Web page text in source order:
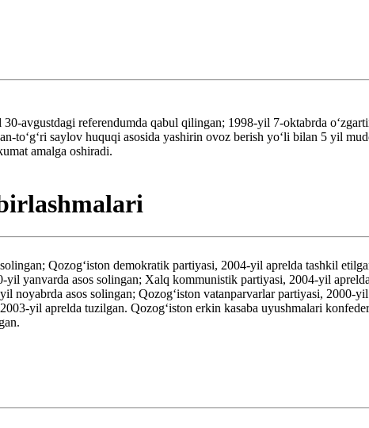
avgustdagi referendumda qabul qilingan; 1998-yil 7-oktabrda
toʻgʻri saylov huquqi asosida yashirin ovoz berish yoʻli bilan 5 yil
amalga oshiradi.
Qozogʻiston demokratik partiyasi, 2004-yil aprelda tashkil
yanvarda asos solingan; Xalq kommunistik partiyasi, 2004-yil
asos solingan; Qozogʻiston vatanparvarlar partiyasi, 2000-
yil aprelda tuzilgan. Qozogʻiston erkin kasaba uyushmalari